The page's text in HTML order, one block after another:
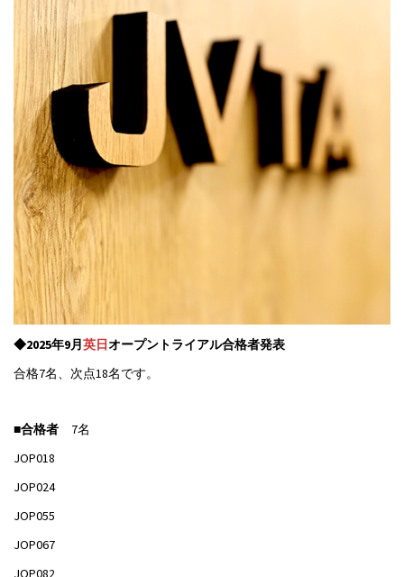
◆2025年9月英日オープントライアル合格者発表
合格7名、次点18名です。
■合格者 7名
JOP018
JOP024
JOP055
JOP067
JOP082